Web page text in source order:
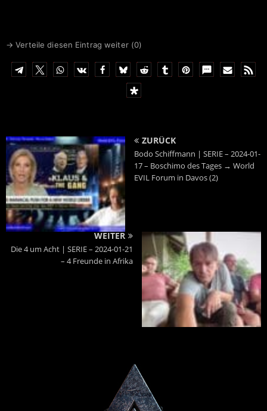
→ Verteile diesen Eintrag weiter (0)
ZURÜCK
Bodo Schiffmann | SERIE – 2024-01-
17 – Boschimo des Tages → World
EVIL Forum in Davos (2)
WEITER
Die 4 um Acht | SERIE – 2024-01-21
– 4 Freunde in Afrika